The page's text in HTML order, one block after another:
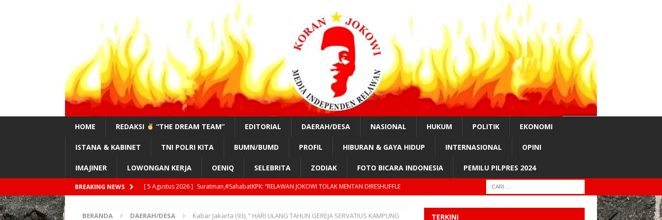
HOME REDAKSI “THE DREAM TEAM” EDITORIAL DAERAH/DESA NASIONAL HUKUM POLITIK EKONOMI
ISTANA & KABINET TNI POLRI KITA BUMN/BUMD PROFIL HIBURAN & GAYA HIDUP INTERNASIONAL OPINI
IMAJINER LOWONGAN KERJA OENIQ SELEBRITA ZODIAK FOTO BICARA INDONESIA PEMILU PILPRES 2024
BREAKING NEWS [ 4 Agustus 2026 ] #SahabatKPK!, “KAMI AKAN MUSNAHKAN PADI KAB.OKI!?”
DAERAH/DESA
BERANDA DAERAH/DESA
Kabar Jakarta (93), ” HARI ULANG TAHUN GEREJA SERVATIUS KAMPUNG
TERKINI